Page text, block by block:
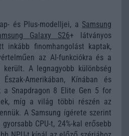
és Plus-modelljei, a Samsung
Galaxy S26+ látványos
inkább finomhangolást kaptak,
az AI-funkciókra és a
került. A legnagyobb különbség
Amerikában, Kínában és
a Snapdragon 8 Elite Gen 5 for
míg a világ többi részén az
A Samsung ígérete szerint
CPU-t, 24%-kal erősebb